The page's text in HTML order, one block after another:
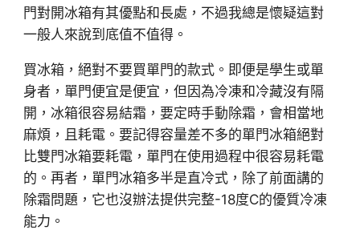
門對開冰箱有其優點和長處，不過我總是懷疑這對
一般人來說到底值不值得。
買冰箱，絕對不要買單門的款式。即便是學生或單
身者，單門便宜是便宜，但因為冷凍和冷藏沒有隔
開，冰箱很容易結霜，要定時手動除霜，會相當地
麻煩，且耗電。要記得容量差不多的單門冰箱絕對
比雙門冰箱要耗電，單門在使用過程中很容易耗電
的。再者，單門冰箱多半是直冷式，除了前面講的
除霜問題，它也沒辦法提供完整-18度C的優質冷凍
能力。